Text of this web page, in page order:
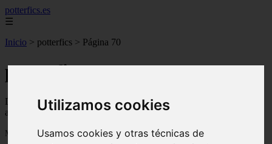
Utilizamos cookies
Usamos cookies y otras técnicas de
potterfics.es
☰
Inicio > potterfics > Página 70
potterfics
Descubre todas las noticias de la categoría potterfics. Artículos
actualizados y contenido de calidad en potterfics.es.
Mostrando 1657 - 1680 de 3915 artículos